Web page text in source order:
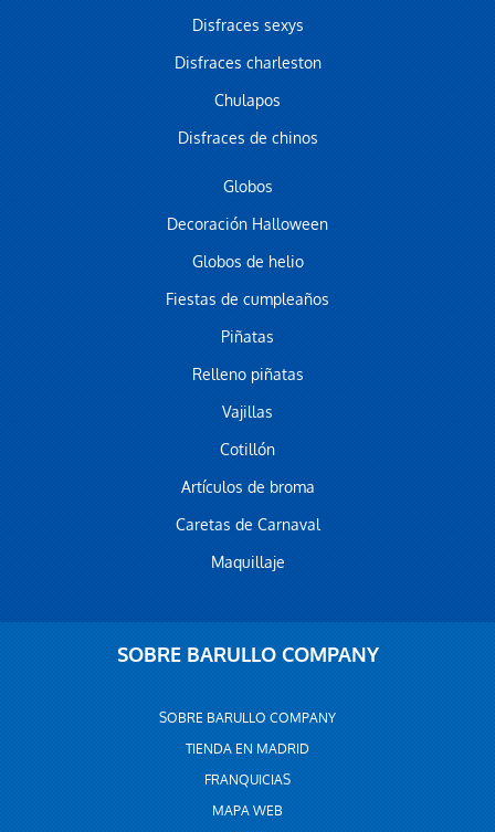
Disfraces sexys
Disfraces charleston
Chulapos
Disfraces de chinos
Globos
Decoración Halloween
Globos de helio
Fiestas de cumpleaños
Piñatas
Relleno piñatas
Vajillas
Cotillón
Artículos de broma
Caretas de Carnaval
Maquillaje
SOBRE BARULLO COMPANY
SOBRE BARULLO COMPANY
TIENDA EN MADRID
FRANQUICIAS
MAPA WEB